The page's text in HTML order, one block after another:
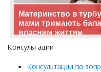
Материнство в
мами тримають
власним життям
Консультации
Консультации по